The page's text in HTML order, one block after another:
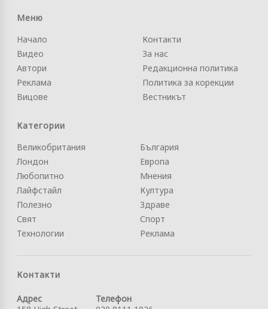
Меню
Начало
Видео
Автори
Реклама
Вицове
Контакти
За нас
Редакционна политика
Политика за корекции
Вестникът
Категории
Великобритания
Лондон
Любопитно
Лайфстайл
Полезно
Свят
Технологии
България
Европа
Мнения
Култура
Здраве
Спорт
Реклама
Контакти
Адрес
Телефон